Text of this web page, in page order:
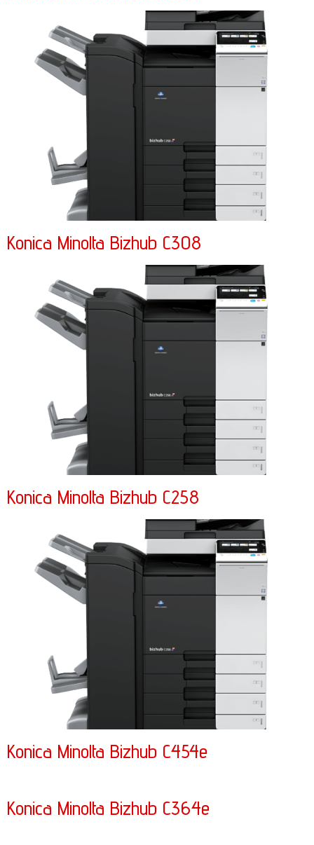
Konica Minolta Bizhub C308
Konica Minolta Bizhub C258
Konica Minolta Bizhub C454e
Konica Minolta Bizhub C364e